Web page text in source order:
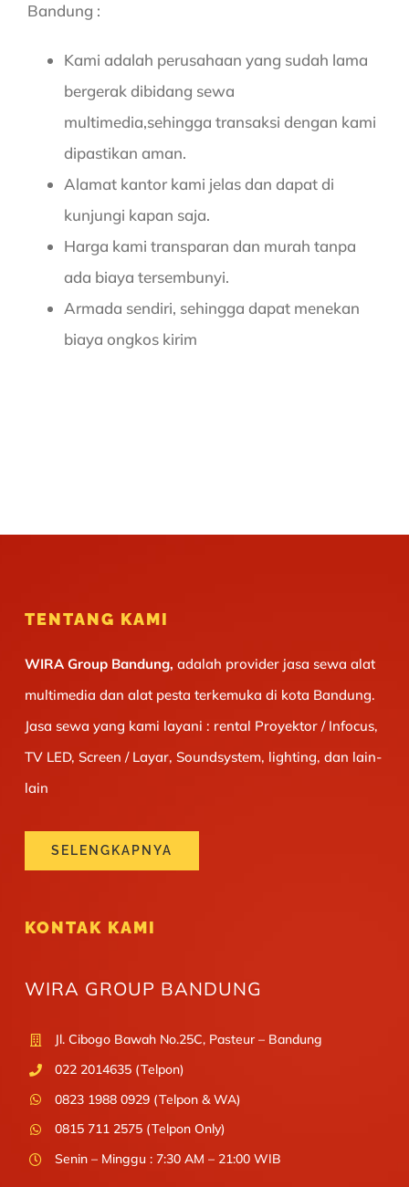
Bandung :
Kami adalah perusahaan yang sudah lama
bergerak dibidang sewa
multimedia,sehingga transaksi dengan kami
dipastikan aman.
Alamat kantor kami jelas dan dapat di
kunjungi kapan saja.
Harga kami transparan dan murah tanpa
ada biaya tersembunyi.
Armada sendiri, sehingga dapat menekan
biaya ongkos kirim
TENTANG KAMI
WIRA Group Bandung, adalah provider jasa sewa alat
multimedia dan alat pesta terkemuka di kota Bandung.
Jasa sewa yang kami layani : rental Proyektor / Infocus,
TV LED, Screen / Layar, Soundsystem, lighting, dan lain-
lain
SELENGKAPNYA
KONTAK KAMI
WIRA GROUP BANDUNG
Jl. Cibogo Bawah No.25C, Pasteur – Bandung
022 2014635 (Telpon)
0823 1988 0929 (Telpon & WA)
0815 711 2575 (Telpon Only)
Senin – Minggu : 7:30 AM – 21:00 WIB